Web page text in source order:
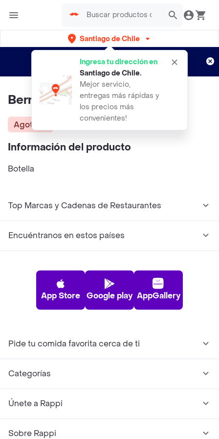
Santiago de Chile
Ingresa tu dirección en
Santiago de Chile.
Mejor servicio,
entregas más rápidas y
los precios más
convenientes!
envíos gratis por semanas
Aplican TyC
Berry Sur Jugo Arandano
Agotado
Información del producto
Botella
Top Marcas y Cadenas de Restaurantes
Encuéntranos en estos países
App Store Google play AppGallery
Pide tu comida favorita cerca de ti
Categorías
Únete a Rappi
Sobre Rappi